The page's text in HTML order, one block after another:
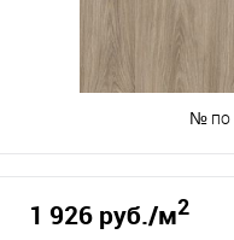
№ по
1 926 руб./м2